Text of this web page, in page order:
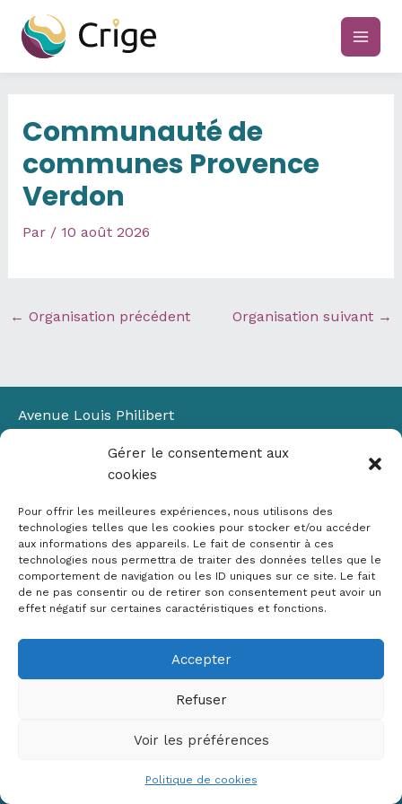
Gérer le consentement aux
cookies
Pour offrir les meilleures expériences, nous utilisons des
technologies telles que les cookies pour stocker et/ou accéder
aux informations des appareils. Le fait de consentir à ces
technologies nous permettra de traiter des données telles que le
comportement de navigation ou les ID uniques sur ce site. Le fait
de ne pas consentir ou de retirer son consentement peut avoir un
effet négatif sur certaines caractéristiques et fonctions.
Accepter
Refuser
Voir les préférences
Politique de cookies
contenu
main
Communauté de
communes Provence
Verdon
Par / 10 août 2026
← Organisation précédent Organisation suivant →
Avenue Louis Philibert
Bâtiment Laennec
13100 Aix-en-Provence
✉ contact@crige-paca.org
Mentions légales
RGPD
Copyright © 2026 Crige PACA